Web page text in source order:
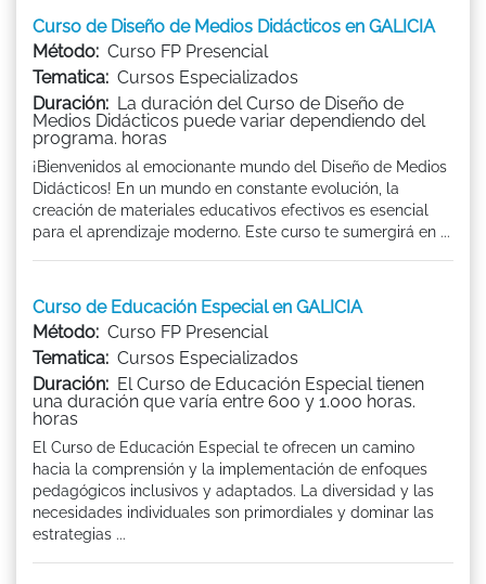
Curso de Diseño de Medios Didácticos en GALICIA
Método: Curso FP Presencial
Tematica: Cursos Especializados
Duración: La duración del Curso de Diseño de
Medios Didácticos puede variar dependiendo del
programa. horas
¡Bienvenidos al emocionante mundo del Diseño de Medios
Didácticos! En un mundo en constante evolución, la
creación de materiales educativos efectivos es esencial
para el aprendizaje moderno. Este curso te sumergirá en ...
Curso de Educación Especial en GALICIA
Método: Curso FP Presencial
Tematica: Cursos Especializados
Duración: El Curso de Educación Especial tienen
una duración que varía entre 600 y 1.000 horas.
horas
El Curso de Educación Especial te ofrecen un camino
hacia la comprensión y la implementación de enfoques
pedagógicos inclusivos y adaptados. La diversidad y las
necesidades individuales son primordiales y dominar las
estrategias ...